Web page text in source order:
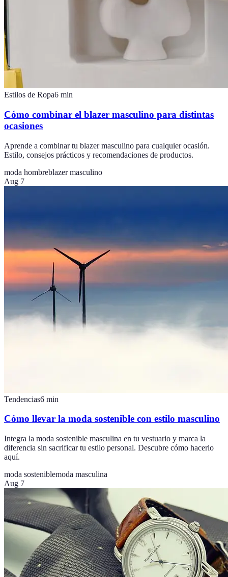
Estilos de Ropa6 min
Cómo combinar el blazer masculino para distintas
ocasiones
Aprende a combinar tu blazer masculino para cualquier ocasión.
Estilo, consejos prácticos y recomendaciones de productos.
moda hombreblazer masculino
Aug 7
Tendencias6 min
Cómo llevar la moda sostenible con estilo masculino
Integra la moda sostenible masculina en tu vestuario y marca la
diferencia sin sacrificar tu estilo personal. Descubre cómo hacerlo
aquí.
moda sosteniblemoda masculina
Aug 7